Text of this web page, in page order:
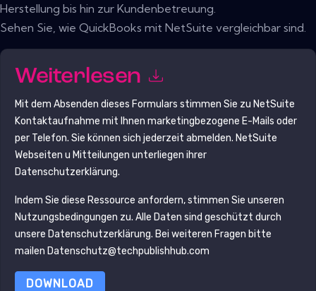
Herstellung bis hin zur Kundenbetreuung.
Sehen Sie, wie QuickBooks mit NetSuite vergleichbar sind.
Weiterlesen
Mit dem Absenden dieses Formulars stimmen Sie zu NetSuite
Kontaktaufnahme mit Ihnen marketingbezogene E-Mails oder
per Telefon. Sie können sich jederzeit abmelden. NetSuite
Webseiten u Mitteilungen unterliegen ihrer
Datenschutzerklärung.
Indem Sie diese Ressource anfordern, stimmen Sie unseren
Nutzungsbedingungen zu. Alle Daten sind geschützt durch
unsere Datenschutzerklärung. Bei weiteren Fragen bitte
mailen Datenschutz@techpublishhub.com
DOWNLOAD